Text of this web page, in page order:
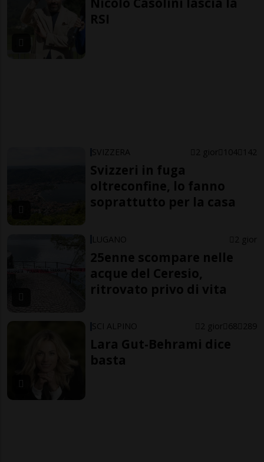
RSI
SVIZZERA 2 gior 104 142
Svizzeri in fuga
oltreconfine, lo fanno
soprattutto per la casa
LUGANO 2 gior
25enne scompare nelle
acque del Ceresio,
ritrovato privo di vita
SCI ALPINO 2 gior 68 289
Lara Gut-Behrami dice
basta